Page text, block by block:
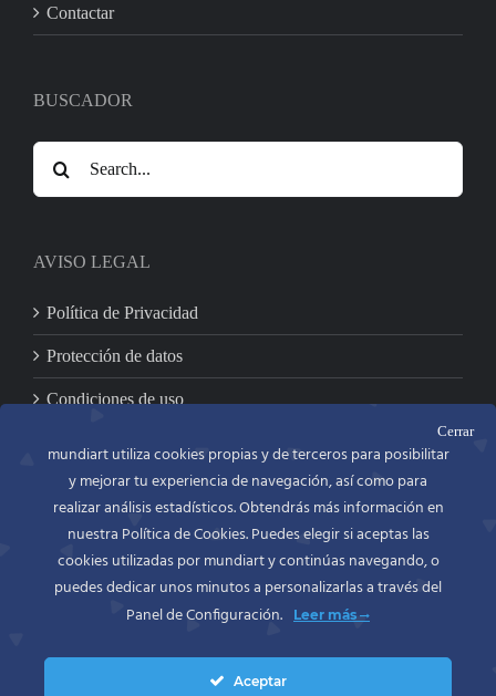
Contactar
BUSCADOR
Search
for:
AVISO LEGAL
Política de Privacidad
Protección de datos
Condiciones de uso
CONTACTO
MUNDIART
Miniaturas en metal, S.L.
C/. Bailén, 54 bajo
46100 BURJASSOT (Valencia)
España (Spain)
Tel. y Fax.: +34 963900965
Cerrar
mundiart utiliza cookies propias y de terceros para posibilitar
y mejorar tu experiencia de navegación, así como para
realizar análisis estadísticos. Obtendrás más información en
nuestra Política de Cookies. Puedes elegir si aceptas las
cookies utilizadas por mundiart y continúas navegando, o
puedes dedicar unos minutos a personalizarlas a través del
Panel de Configuración.
Leer más
Aceptar